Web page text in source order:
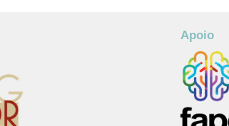
Apoio